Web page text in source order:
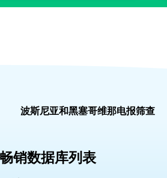
波斯尼亚和黑塞哥维那电报筛查
销数据库列表